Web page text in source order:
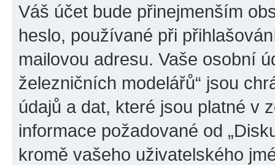
Váš účet bude přinejmenším
heslo, používané při
mailovou adresu. Vaše osobní
železničních modelářů“ jsou
údajů a dat, které jsou platné v
informace požadované od
kromě vašeho uživatelského